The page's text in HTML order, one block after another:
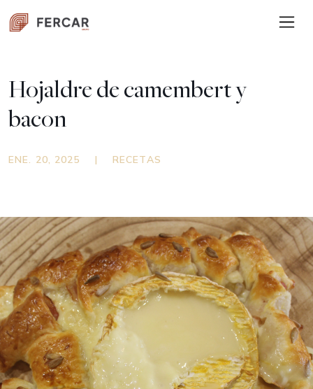
Hojaldre de camembert y
bacon
ENE. 20, 2025 | RECETAS